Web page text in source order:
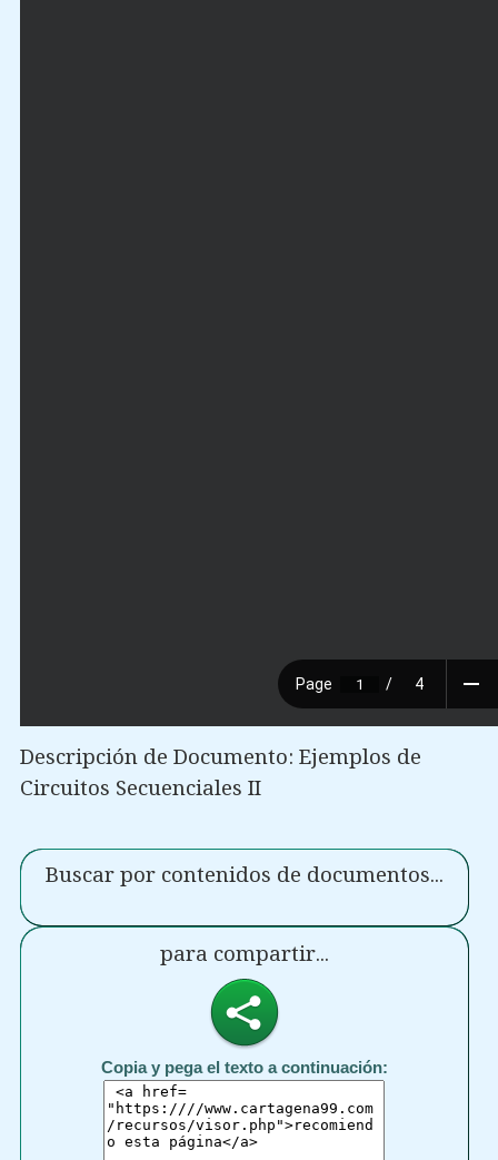
Descripción de Documento: Ejemplos de
Circuitos Secuenciales II
Buscar por contenidos de documentos...
para compartir...
Copia y pega el texto a continuación: